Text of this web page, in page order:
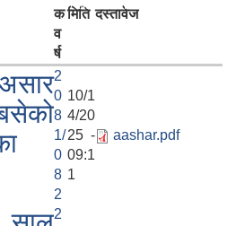
स्थायी शिक्षक सरुवा सम्बन्धी सूचना।
क
व
र्ष
मिति दस्तावेज
2
0
8
1/
0
8
2
10/1
4/20
25 -
09:1
1
aashar.pdf
2